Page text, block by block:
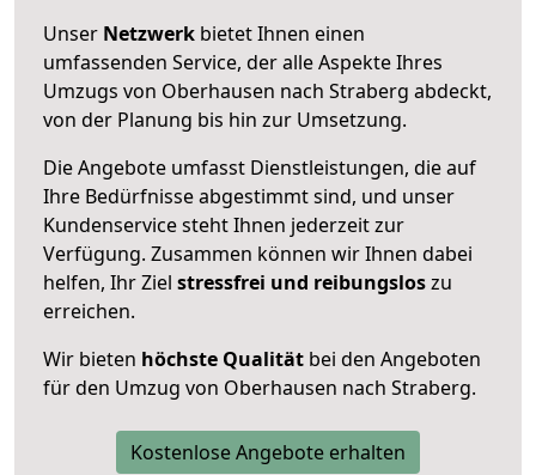
Unser Netzwerk bietet Ihnen einen
umfassenden Service, der alle Aspekte Ihres
Umzugs von Oberhausen nach Straberg abdeckt,
von der Planung bis hin zur Umsetzung.
Die Angebote umfasst Dienstleistungen, die auf
Ihre Bedürfnisse abgestimmt sind, und unser
Kundenservice steht Ihnen jederzeit zur
Verfügung. Zusammen können wir Ihnen dabei
helfen, Ihr Ziel stressfrei und reibungsloszu
erreichen.
Wir bieten höchste Qualität bei den Angeboten
für den Umzug von Oberhausen nach Straberg.
Kostenlose Angebote erhalten